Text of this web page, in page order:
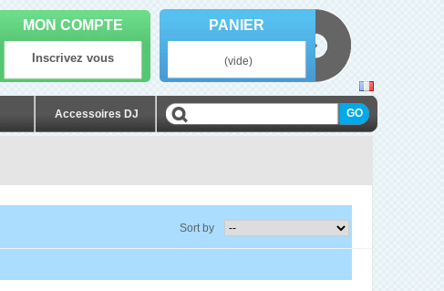
Accessoires DJ
MON COMPTE
Inscrivez vous
PANIER
(vide)
Sort by